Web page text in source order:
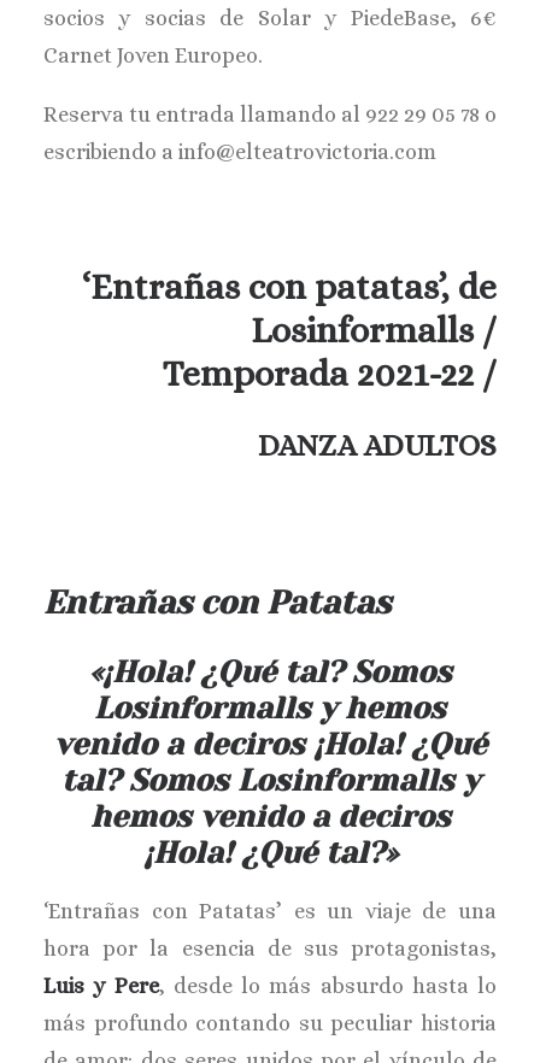
socios y socias de Solar y PiedeBase, 6€
Carnet Joven Europeo.
Reserva tu entrada llamando al 922 29 05 78 o
escribiendo a info@elteatrovictoria.com
‘Entrañas con patatas’, de
Losinformalls /
Temporada 2021-22 /
DANZA ADULTOS
Entrañas con Patatas
«¡Hola! ¿Qué tal? Somos
Losinformalls y hemos
venido a deciros ¡Hola! ¿Qué
tal? Somos Losinformalls y
hemos venido a deciros
¡Hola! ¿Qué tal?»
‘Entrañas con Patatas’ es un viaje de una
hora por la esencia de sus protagonistas,
Luis y Pere, desde lo más absurdo hasta lo
más profundo contando su peculiar historia